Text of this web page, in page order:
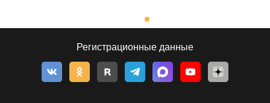
Регистрационные данные